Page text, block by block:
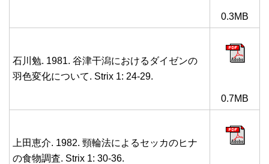
0.3MB
石川勉. 1981. 谷津干潟におけるダイゼンの
羽色変化について. Strix 1: 24-29.
0.7MB
上田恵介. 1982. 頸輪法によるセッカのヒナ
の食物調査. Strix 1: 30-36.